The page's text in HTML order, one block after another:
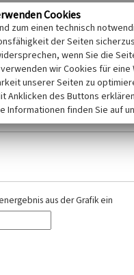
Ihrer E-Mail-Adresse. Ihre
des
behandelt, beachten Sie
aus der Grafik ein
Cookies
zum einen technisch
der Seiten
wenn Sie die
wir Cookies für eine
unserer Seiten zu
Anklicken des Buttons
Informationen finden Sie auf